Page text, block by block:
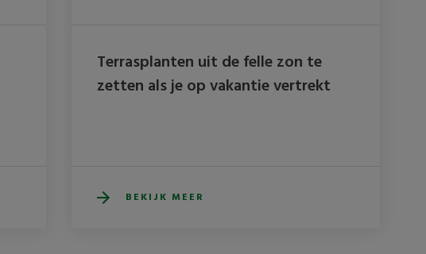
Terrasplanten uit de felle zon te
zetten als je op vakantie vertrekt
BEKIJK MEER